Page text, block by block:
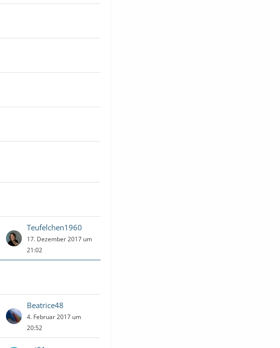
Teufelchen1960
17. Dezember 2017 um
21:02
Beatrice48
4. Februar 2017 um
20:52